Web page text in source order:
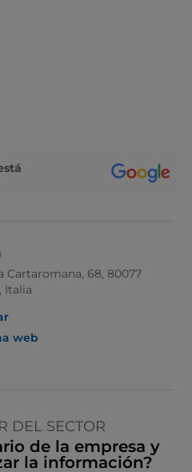
Cartaromana, 68, 80077
Italia
web
DEL SECTOR
de la empresa y
la información?